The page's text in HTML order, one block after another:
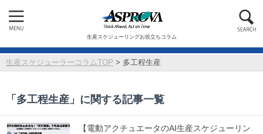
生産スケジューリングお役立ちコラム
生産スケジューラーコラムTOP > 多工程生産
「 多工程生産 」に関する記事一覧
【電動アクチュエータのAI生産スケジューリン